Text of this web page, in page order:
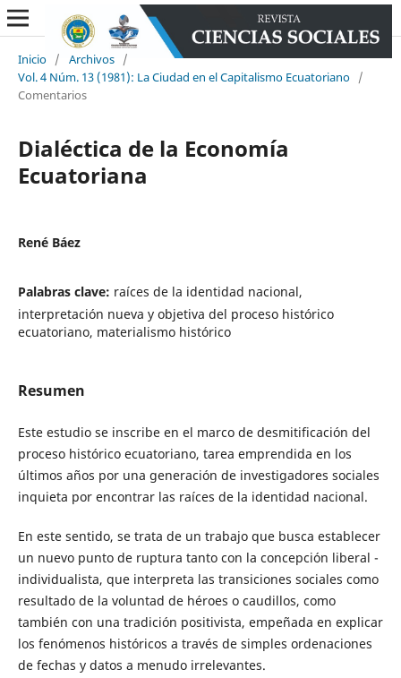
Inicio / Archivos /
Vol. 4 Núm. 13 (1981): La Ciudad en el Capitalismo Ecuatoriano /
Comentarios
Dialéctica de la Economía
Ecuatoriana
René Báez
Palabras clave: raíces de la identidad nacional,
interpretación nueva y objetiva del proceso histórico
ecuatoriano, materialismo histórico
Resumen
Este estudio se inscribe en el marco de desmitificación del
proceso histórico ecuatoriano, tarea emprendida en los
últimos años por una generación de investigadores sociales
inquieta por encontrar las raíces de la identidad nacional.
En este sentido, se trata de un trabajo que busca establecer
un nuevo punto de ruptura tanto con la concepción liberal -
individualista, que interpreta las transiciones sociales como
resultado de la voluntad de héroes o caudillos, como
también con una tradición positivista, empeñada en explicar
los fenómenos históricos a través de simples ordenaciones
de fechas y datos a menudo irrelevantes.